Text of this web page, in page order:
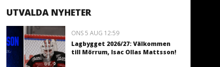
UTVALDA NYHETER
ONS 5 AUG 12:59
Lagbygget 2026/27: Välkommen
till Mörrum, Isac Ollas Mattsson!